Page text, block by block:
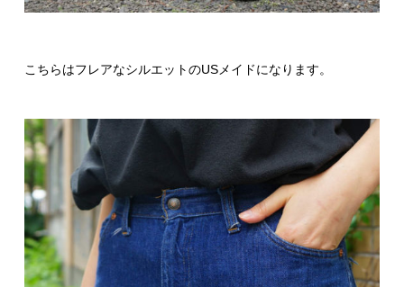
こちらはフレアなシルエットのUSメイドになります。